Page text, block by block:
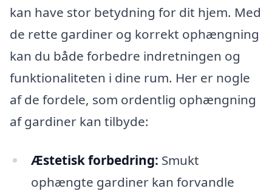
kan have stor betydning for dit hjem. Med
de rette gardiner og korrekt ophængning
kan du både forbedre indretningen og
funktionaliteten i dine rum. Her er nogle
af de fordele, som ordentlig ophængning
af gardiner kan tilbyde:
Æstetisk forbedring: Smukt
ophængte gardiner kan forvandle